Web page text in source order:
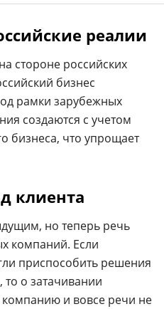
реалии
стороне российских
бизнес
рамки зарубежных
создаются с учетом
бизнеса, что упрощает
клиента
но теперь речь
компаний. Если
приспособить решения
о затачивании
компанию и вовсе речи не